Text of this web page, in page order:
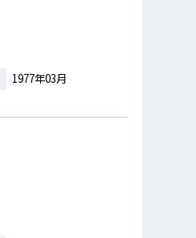
1977年03月